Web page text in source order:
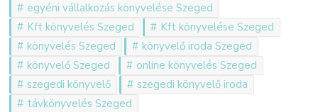
egyéni vállalkozás könyvelése Szeged
Kft könyvelés Szeged
Kft könyvelése Szeged
könyvelés Szeged
könyvelő iroda Szeged
könyvelő Szeged
online könyvelés Szeged
szegedi könyvelő
szegedi könyvelő iroda
távkönyvelés Szeged